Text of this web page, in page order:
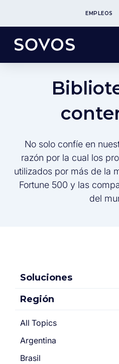
EMPLEOS
No solo confíe en
razón por la cual los
utilizados por más de la
Fortune 500 y las
del
Soluciones
Región
All Topics
Argentina
Brasil